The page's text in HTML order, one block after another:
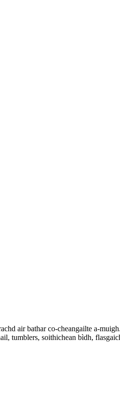
air bathar co-cheangailte a-
tumblers, soithichean bìdh,